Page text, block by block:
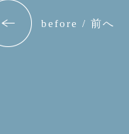
before / 前へ